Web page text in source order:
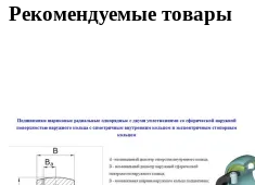
Рекомендуемые товары